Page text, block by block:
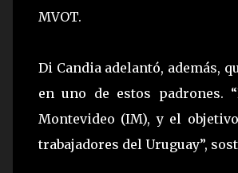
MVOT.
Di Candia adelantó, además,
en uno de estos padrones.
Montevideo (IM), y el
trabajadores del Uruguay”,